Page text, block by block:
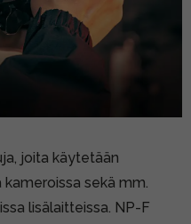
joita käytetään
sekä mm.
lisälaitteissa. NP-F